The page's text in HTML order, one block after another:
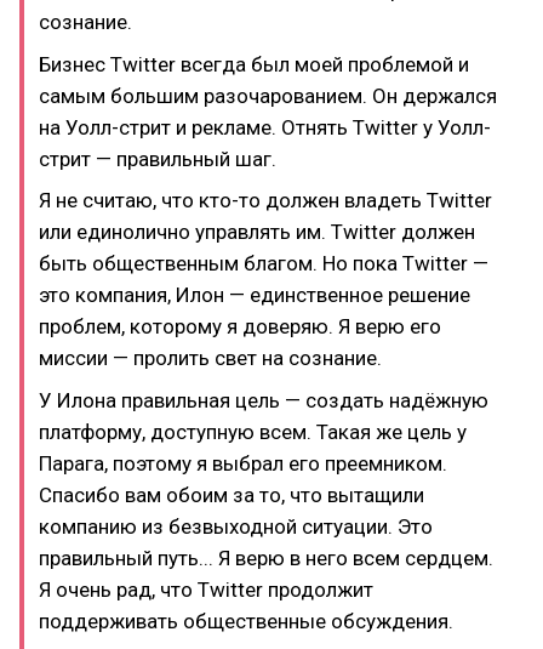
сознание.
Бизнес Twitter всегда был моей проблемой и
самым большим разочарованием. Он держался
на Уолл-стрит и рекламе. Отнять Twitter у Уолл-
стрит — правильный шаг.
Я не считаю, что кто-то должен владеть Twitter
или единолично управлять им. Twitter должен
быть общественным благом. Но пока Twitter —
это компания, Илон — единственное решение
проблем, которому я доверяю. Я верю его
миссии — пролить свет на сознание.
У Илона правильная цель — создать надёжную
платформу, доступную всем. Такая же цель у
Парага, поэтому я выбрал его преемником.
Спасибо вам обоим за то, что вытащили
компанию из безвыходной ситуации. Это
правильный путь... Я верю в него всем сердцем.
Я очень рад, что Twitter продолжит
поддерживать общественные обсуждения.